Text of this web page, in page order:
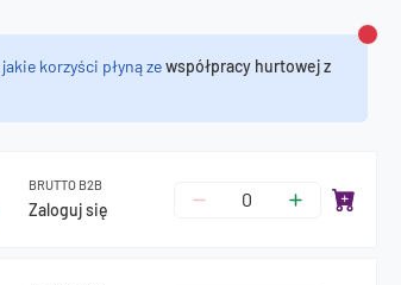
korzyści płyną zewspółpracy hurtowej z
BRUTTO B2B
Zaloguj się